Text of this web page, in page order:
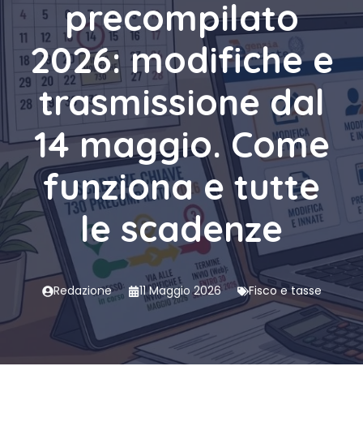
precompilato
2026: modifiche e
trasmissione dal
14 maggio. Come
funziona e tutte
le scadenze
Redazione 11 Maggio 2026 Fisco e tasse